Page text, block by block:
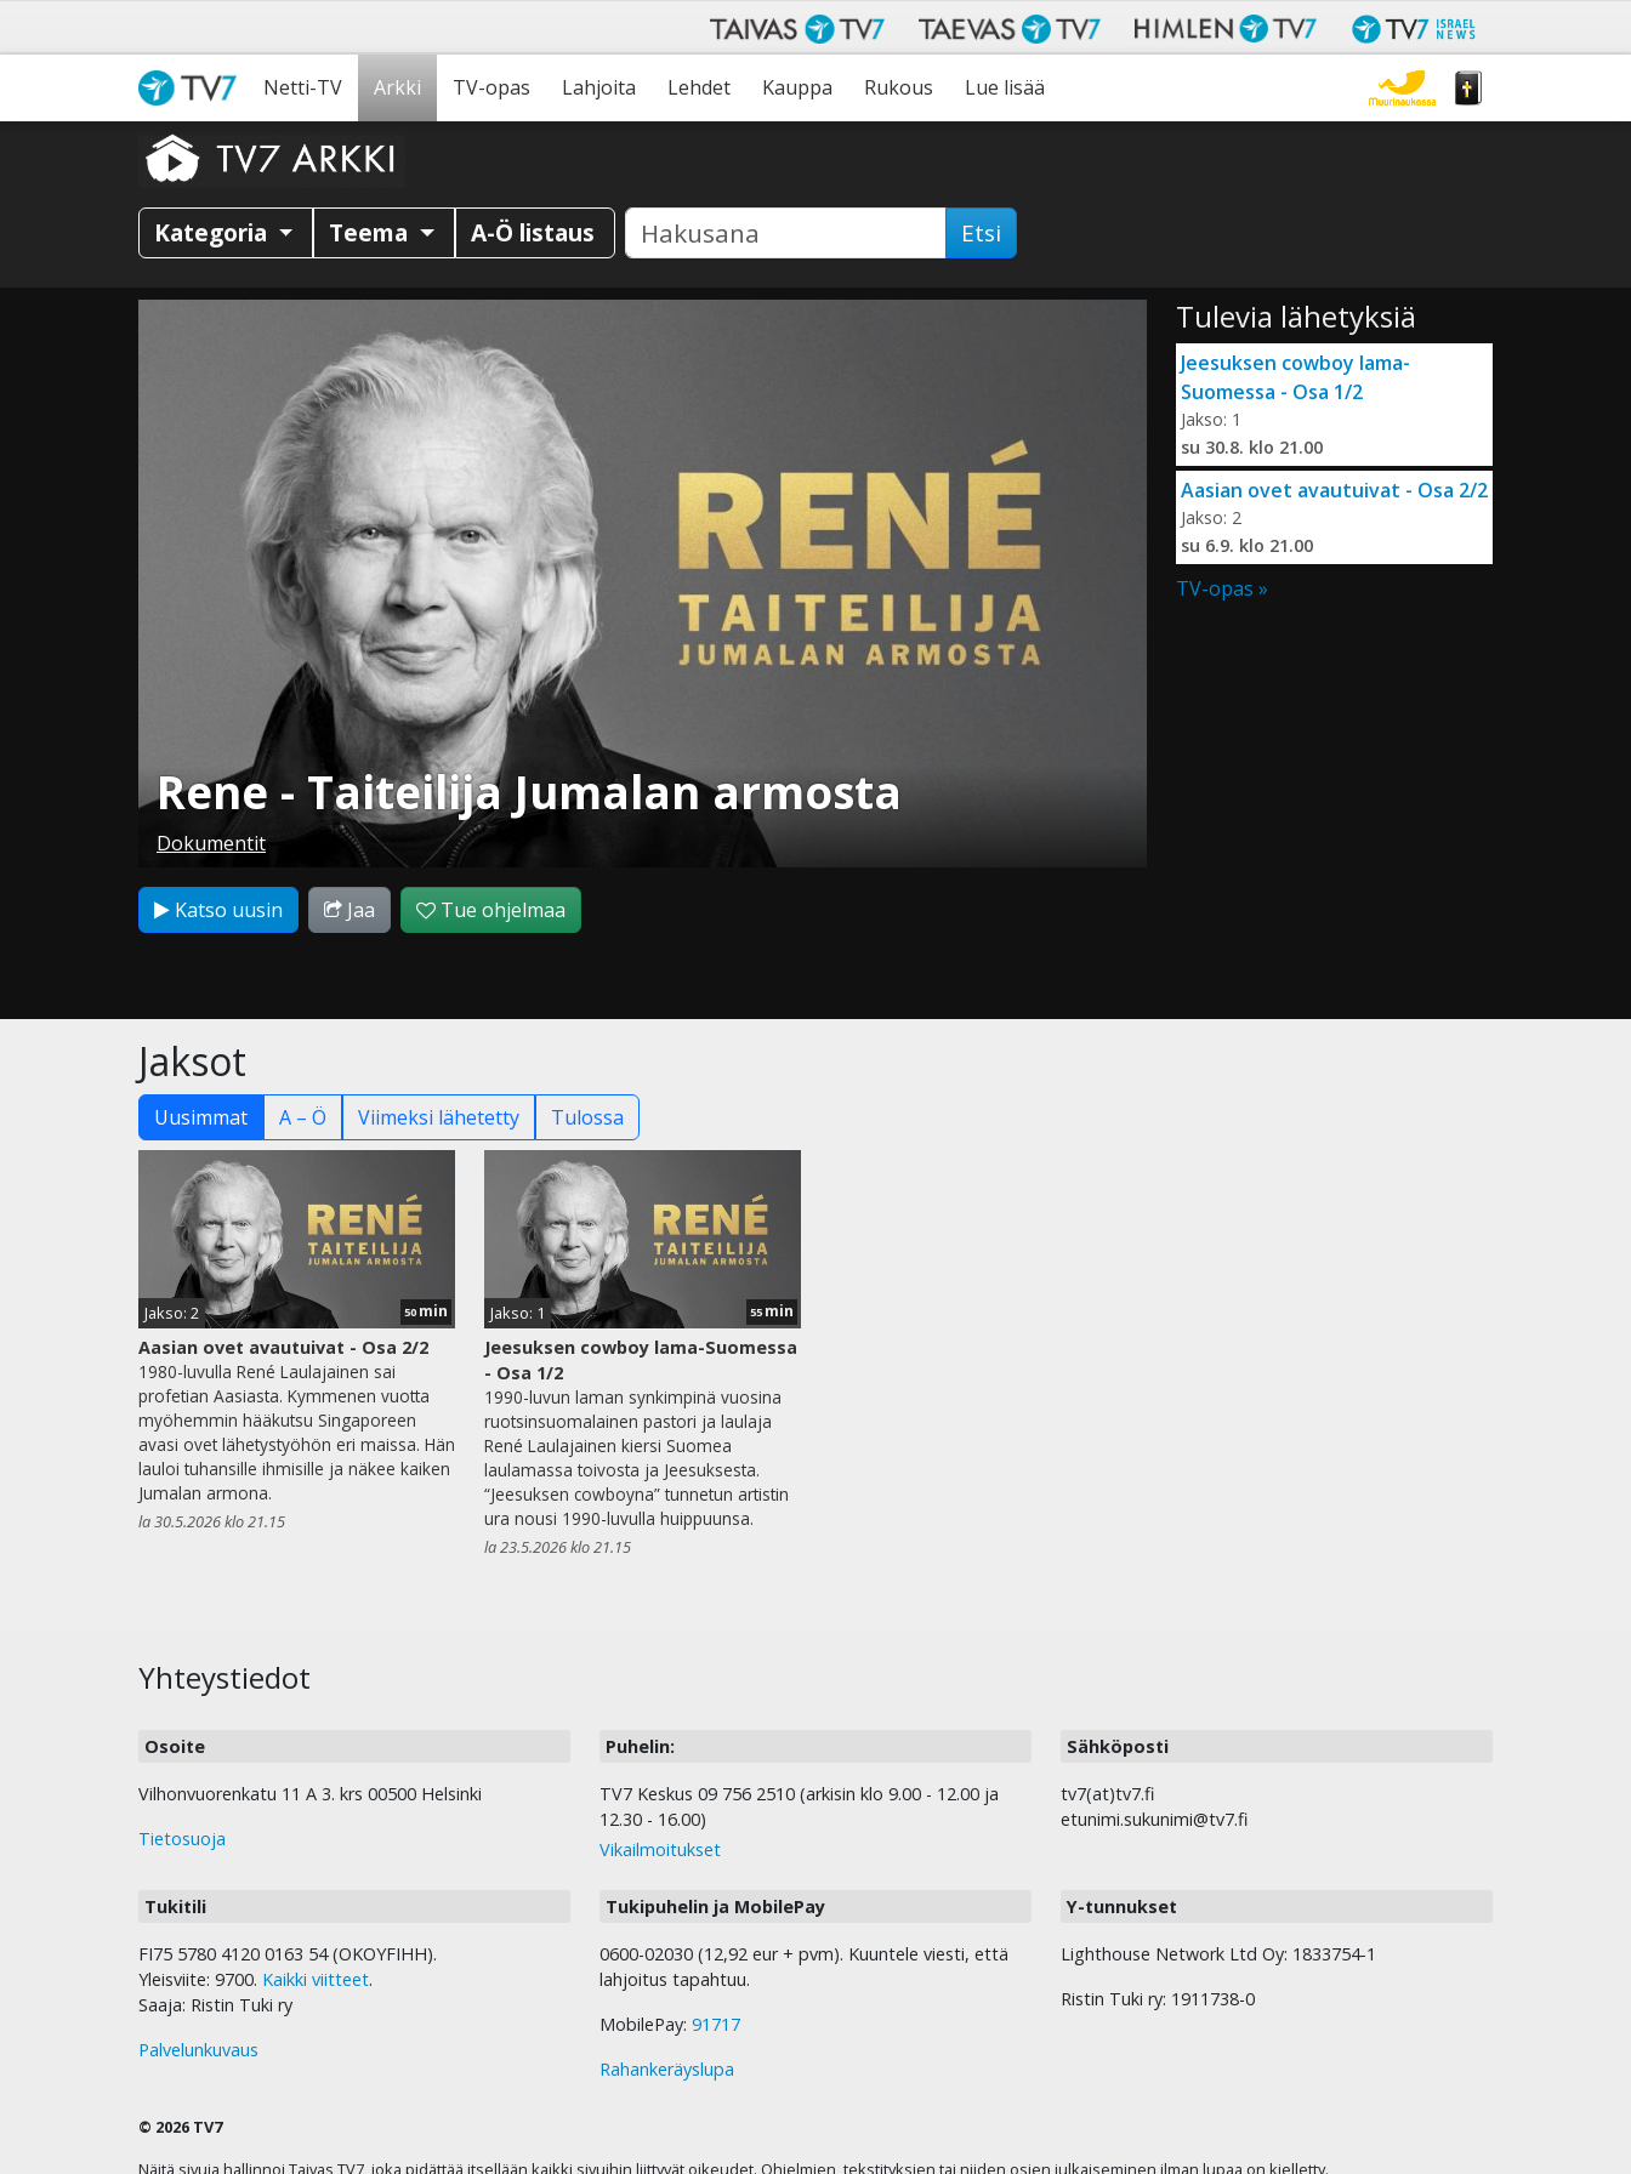
Netti-TV Arkki TV-opas Lahjoita Lehdet Kauppa Rukous Lue lisää
Kategoria Teema A-Ö listaus Etsi
Rene - Taiteilija Jumalan armosta
Dokumentit
Katso uusin Jaa Tue ohjelmaa
Tulevia lähetyksiä
Jeesuksen cowboy lama-
Suomessa - Osa 1/2
Jakso: 1
su 30.8. klo 21.00
Aasian ovet avautuivat - Osa 2/2
Jakso: 2
su 6.9. klo 21.00
TV-opas »
Jaksot
Uusimmat A – Ö Viimeksi lähetetty Tulossa
Jakso: 2 50 min
Aasian ovet avautuivat - Osa 2/2
1980-luvulla René Laulajainen sai
profetian Aasiasta. Kymmenen vuotta
myöhemmin hääkutsu Singaporeen
avasi ovet lähetystyöhön eri maissa. Hän
lauloi tuhansille ihmisille ja näkee kaiken
Jumalan armona.
la 30.5.2026 klo 21.15
Jakso: 1 55 min
Jeesuksen cowboy lama-Suomessa
- Osa 1/2
1990-luvun laman synkimpinä vuosina
ruotsinsuomalainen pastori ja laulaja
René Laulajainen kiersi Suomea
laulamassa toivosta ja Jeesuksesta.
“Jeesuksen cowboyna” tunnetun artistin
ura nousi 1990-luvulla huippuunsa.
la 23.5.2026 klo 21.15
Yhteystiedot
Osoite
Vilhonvuorenkatu 11 A 3. krs 00500 Helsinki
Tietosuoja
Puhelin:
TV7 Keskus 09 756 2510 (arkisin klo 9.00 - 12.00 ja
12.30 - 16.00)
Vikailmoitukset
Sähköposti
tv7(at)tv7.fi
etunimi.sukunimi@tv7.fi
Tukitili
FI75 5780 4120 0163 54 (OKOYFIHH).
Yleisviite: 9700. Kaikki viitteet.
Saaja: Ristin Tuki ry
Palvelunkuvaus
Tukipuhelin ja MobilePay
0600-02030 (12,92 eur + pvm). Kuuntele viesti, että
lahjoitus tapahtuu.
MobilePay: 91717
Rahankeräyslupa
Y-tunnukset
Lighthouse Network Ltd Oy: 1833754-1
Ristin Tuki ry: 1911738-0
© 2026 TV7
Näitä sivuja hallinnoi Taivas TV7, joka pidättää itsellään kaikki sivuihin liittyvät oikeudet. Ohjelmien, tekstityksien tai niiden osien julkaiseminen ilman lupaa on kielletty.